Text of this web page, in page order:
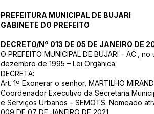
PREFEITURA MUNICIPAL DE BUJARI
GABINETE DO PREFEITO
DECRETO/Nº 013 DE 05 DE JANEIRO DE
O PREFEITO MUNICIPAL DE BUJARI –
dezembro de 1995 – Lei Orgânica.
DECRETA:
Art. 1º Exonerar o senhor, MARTILHO
Coordenador Executivo da Secretaria
e Serviços Urbanos – SEMOTS. Nomeado
009 DE 07 DE JANEIRO DE 2021.